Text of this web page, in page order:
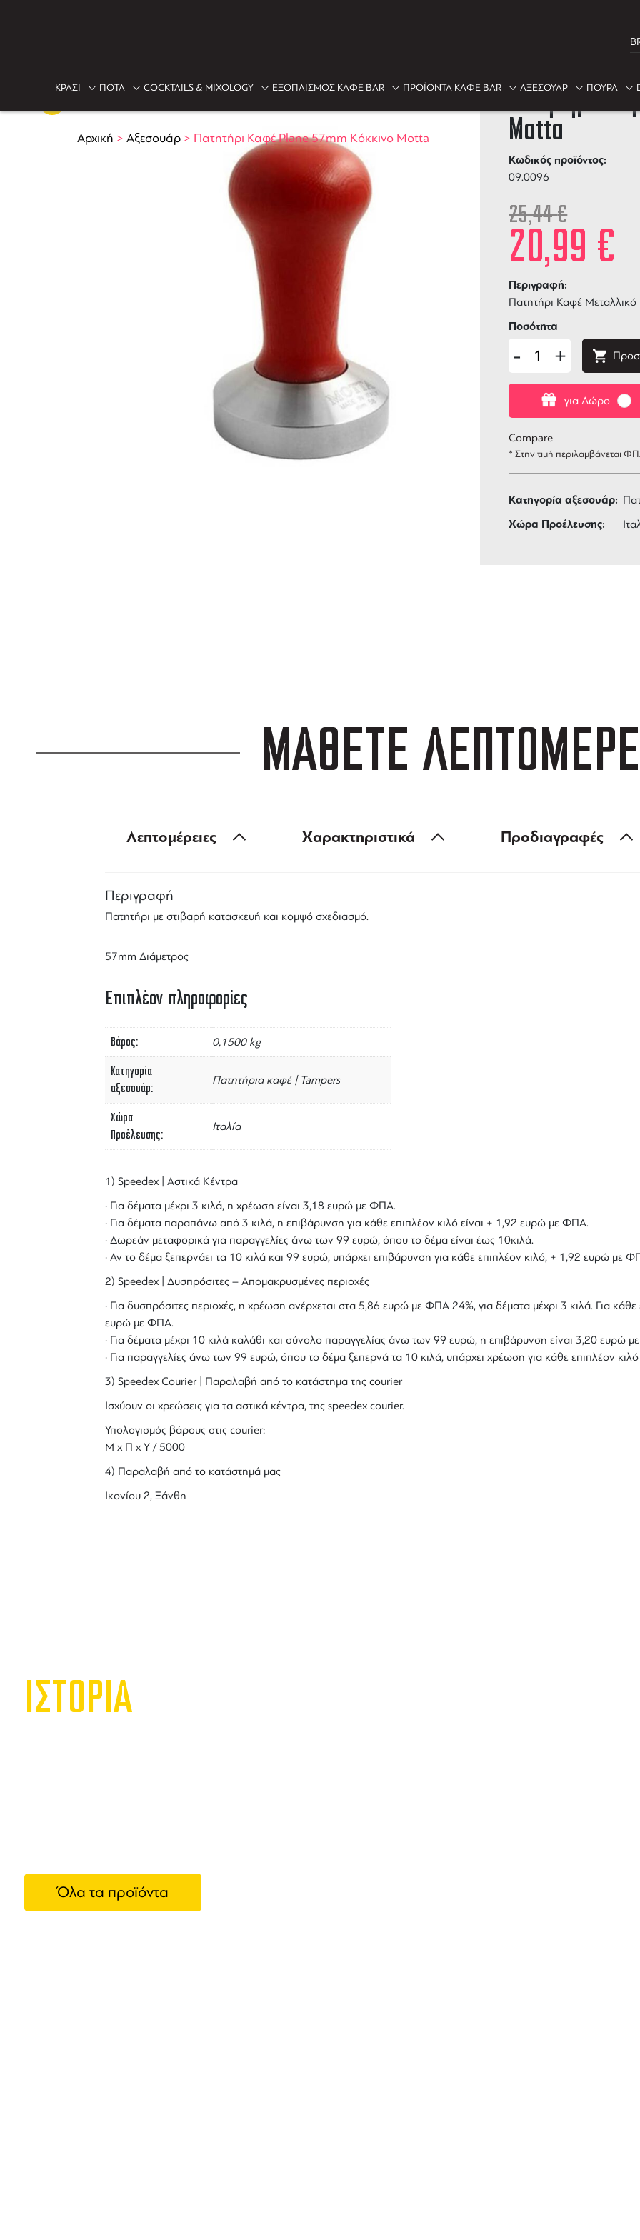
ΚΡΑΣΙ ΠΟΤΑ COCKTAILS & MIXOLOGY ΕΞΟΠΛΙΣΜΟΣ ΚΑΦΕ BAR ΠΡΟΪΟΝΤΑ ΚΑΦΕ BAR ΑΞΕΣΟΥΑΡ ΠΟΥΡΑ
Αρχική > Αξεσουάρ> Πατητήρι Καφέ Plane 57mm Κόκκινο Motta
Πατητήρι
Motta
Κωδικός προϊόντος:
09.0096
25,44€
20,99 €
Περιγραφή:
Πατητήρι Καφέ Μεταλλικό
για Δώρο
Ποσότητα
- +
Compare
* Στην τιμή περιλαμβάνεται
Κατηγορία αξεσουάρ:
Χώρα Προέλευσης:
ΜΑΘΕΤΕ
Λεπτομέρειες Χαρακτηριστικά Προδιαγραφές
Περιγραφή
Πατητήρι με στιβαρή κατασκευή και κομψό σχεδιασμό.
57mm Διάμετρος
Επιπλέον πληροφορίες
Βάρος 0,1500 kg
Κατηγορία
αξεσουάρ
Πατητήρια καφέ | Tampers
Χώρα
Προέλευσης
Ιταλία
1) Speedex | Αστικά Κέντρα
· Για δέματα μέχρι 3 κιλά, η χρέωση είναι 3,18 ευρώ με ΦΠΑ.
· Για δέματα παραπάνω από 3 κιλά, η επιβάρυνση για κάθε επιπλέον κιλό είναι + 1,92 ευρώ με ΦΠΑ.
· Δωρεάν μεταφορικά για παραγγελίες άνω των 99 ευρώ, όπου το δέμα είναι έως 10κιλά.
· Αν το δέμα ξεπερνάει τα 10 κιλά και 99 ευρώ, υπάρχει επιβάρυνση για κάθε επιπλέον κιλό, + 1,92 ευρώ με
2) Speedex | Δυσπρόσιτες – Απομακρυσμένες περιοχές
· Για δυσπρόσιτες περιοχές, η χρέωση ανέρχεται στα 5,86 ευρώ με ΦΠΑ 24%, για δέματα μέχρι 3 κιλά. Για
ευρώ με ΦΠΑ.
· Για δέματα μέχρι 10 κιλά καλάθι και σύνολο παραγγελίας άνω των 99 ευρώ, η επιβάρυνση είναι 3,20 ευρώ
· Για παραγγελίες άνω των 99 ευρώ, όπου το δέμα ξεπερνά τα 10 κιλά, υπάρχει χρέωση για κάθε επιπλέον
3) Speedex Courier | Παραλαβή από το κατάστημα της courier
Ισχύουν οι χρεώσεις για τα αστικά κέντρα, της speedex courier.
Υπολογισμός βάρους στις courier:
Μ x Π x Y / 5000
4) Παραλαβή από το κατάστημά μας
Ικονίου 2, Ξάνθη
ΙΣΤΟΡΙΑ
Όλα τα προϊόντα